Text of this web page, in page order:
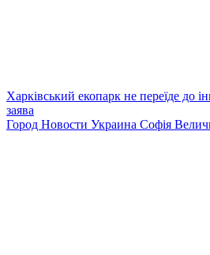
Харківський екопарк не переїде до
заява
Город Новости Украина Софія